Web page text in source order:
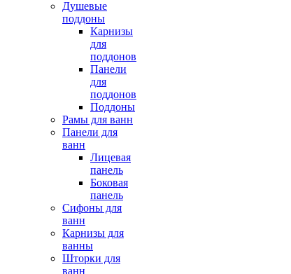
Душевые
поддоны
Карнизы
для
поддонов
Панели
для
поддонов
Поддоны
Рамы для ванн
Панели для
ванн
Лицевая
панель
Боковая
панель
Сифоны для
ванн
Карнизы для
ванны
Шторки для
ванн